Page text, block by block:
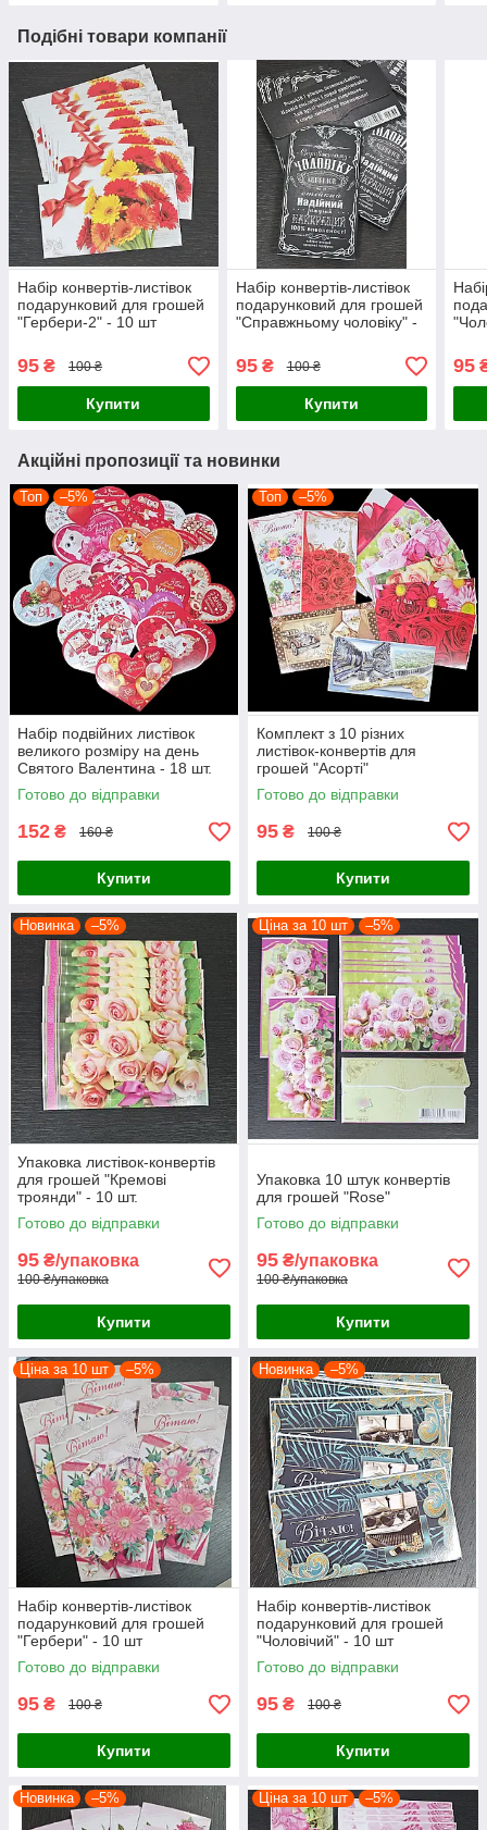
Подібні товари компанії
Набір конвертів-листівок
подарунковий для грошей
"Гербери-2" - 10 шт
95 ₴ 100 ₴
Купити
Набір конвертів-листівок
подарунковий для грошей
"Справжньому чоловіку" -
95₴ 100 ₴
Купити
95
Акційні пропозиції та новинки
Топ –5%
Набір подвійних листівок
великого розміру на день
Святого Валентина - 18 шт.
(16 см х 12 см)
Готово до відправки
152 ₴ 160 ₴
Купити
Топ –5%
Комплект з 10 різних
листівок-конвертів для
грошей "Асорті"
Готово до відправки
95 ₴ 100 ₴
Купити
Новинка –5%
Упаковка листівок-конвертів
для грошей "Кремові
троянди" - 10 шт.
Готово до відправки
95 ₴/упаковка
100 ₴/упаковка
Купити
Ціна за 10 шт –5%
Упаковка 10 штук конвертів
для грошей "Rose"
Готово до відправки
95 ₴/упаковка
100 ₴/упаковка
Купити
Ціна за 10 шт –5%
Набір конвертів-листівок
подарунковий для грошей
"Гербери" - 10 шт
Готово до відправки
95 ₴ 100 ₴
Купити
Новинка –5%
Набір конвертів-листівок
подарунковий для грошей
"Чоловічий" - 10 шт
Готово до відправки
95 ₴ 100 ₴
Купити
Новинка –5% Ціна за 10 шт –5%